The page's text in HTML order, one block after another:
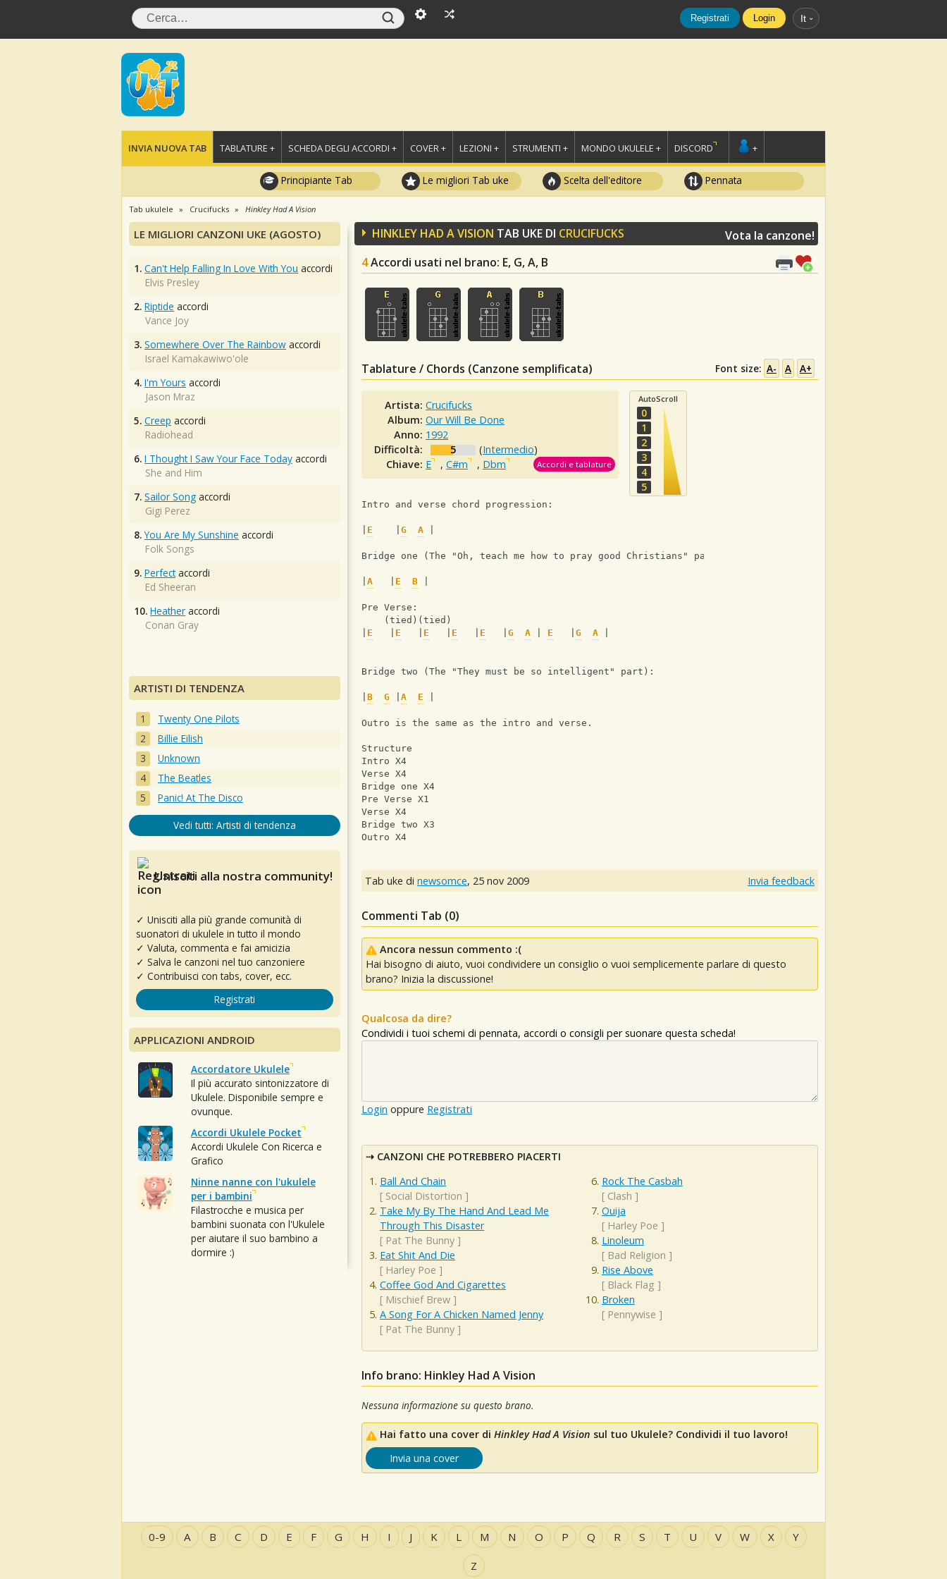
Registrati Login It
INVIA NUOVA TAB TABLATURE + SCHEDA DEGLI ACCORDI + COVER + LEZIONI + STRUMENTI + MONDO UKULELE + DISCORD +
Principiante Tab Le migliori Tab uke Scelta dell'editore Pennata
Tab ukulele Crucifucks Hinkley Had A Vision
HINKLEY HAD A VISION TAB UKE DI CRUCIFUCKS
4Accordi usati nel brano: E, G, A, B
Vota la canzone!
Tablature / Chords (Canzone semplificata) Font size: A- A A+
Artista:Crucifucks
Album:Our Will Be Done
Anno: 1992
Difficoltà:
5 (Intermedio)
Chiave: E ,C#m , Dbm Accordi e tablature
AutoScroll
0
1
2
3
4
5
Intro and verse chord progression:
E G A
Bridge one (The "Oh, teach me how to pray good Christians" part):
A E B
Pre Verse:
    (tied)(tied)
E E E E E G A E G A
Bridge two (The "They must be so intelligent" part):
B G A E
Outro is the same as the intro and verse.
Structure
Intro X4
Verse X4
Bridge one X4
Pre Verse X1
Verse X4
Bridge two X3
Outro X4
Tab uke di newsomce, 25 nov 2009 Invia feedback
Commenti Tab (0)
Ancora nessun commento :(
Hai bisogno di aiuto, vuoi condividere un consiglio o vuoi semplicemente parlare di questo
brano? Inizia la discussione!
Qualcosa da dire?
Condividi i tuoi schemi di pennata, accordi o consigli per suonare questa scheda!
Login oppure Registrati
CANZONI CHE POTREBBERO PIACERTI
Ball And Chain
[ Social Distortion ]
Take My By The Hand And Lead Me
Through This Disaster
[ Pat The Bunny ]
Eat Shit And Die
[ Harley Poe ]
Coffee God And Cigarettes
[ Mischief Brew ]
A Song For A Chicken Named Jenny
[ Pat The Bunny ]
Rock The Casbah
[ Clash ]
Ouija
[ Harley Poe ]
Linoleum
[ Bad Religion ]
Rise Above
[ Black Flag ]
Broken
[ Pennywise ]
Info brano: Hinkley Had A Vision
Nessuna informazione su questo brano.
Hai fatto una cover di Hinkley Had A Vision sul tuo Ukulele? Condividi il tuo lavoro!
Invia una cover
LE MIGLIORI CANZONI UKE (AGOSTO)
1. Can't Help Falling In Love With You accordi
Elvis Presley
2. Riptide accordi
Vance Joy
3. Somewhere Over The Rainbow accordi
Israel Kamakawiwo'ole
4. I'm Yours accordi
Jason Mraz
5. Creep accordi
Radiohead
6. I Thought I Saw Your Face Today accordi
She and Him
7. Sailor Song accordi
Gigi Perez
8. You Are My Sunshine accordi
Folk Songs
9. Perfectaccordi
Ed Sheeran
10. Heather accordi
Conan Gray
ARTISTI DI TENDENZA
Twenty One Pilots
Billie Eilish
Unknown
The Beatles
Panic! At The Disco
Vedi tutti: Artisti di tendenza
Unisciti alla nostra community!
✓ Unisciti alla più grande comunità di
suonatori di ukulele in tutto il mondo
✓ Valuta, commenta e fai amicizia
✓ Salva le canzoni nel tuo canzoniere
✓ Contribuisci con tabs, cover, ecc.
Registrati
APPLICAZIONI ANDROID
Accordatore Ukulele
Il più accurato sintonizzatore di
Ukulele. Disponibile sempre e
ovunque.
Accordi Ukulele Pocket
Accordi Ukulele Con Ricerca e
Grafico
Ninne nanne con l'ukulele
per i bambini
Filastrocche e musica per
bambini suonata con l'Ukulele
per aiutare il suo bambino a
dormire :)
0-9 A B C D E F G H I J K L M N O P Q R S T U V W X Y
Z